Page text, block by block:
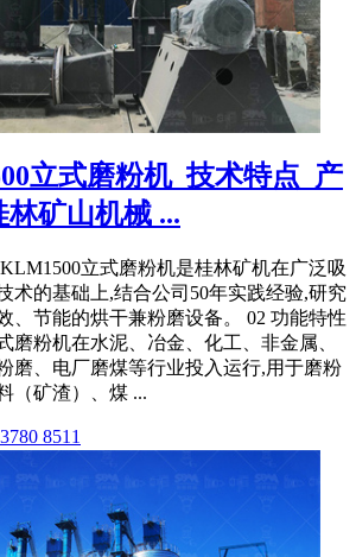
立式磨粉机_技术特点_产
林矿山机械 ...
立式磨粉机是桂林矿机在广泛吸
术的基础上,结合公司50年实践经验,研究
、节能的烘干兼粉磨设备。 02 功能特性
磨粉机在水泥、冶金、化工、非金属、
磨、电厂磨煤等行业投入运行,用于磨粉
（矿渣）、煤 ...
8511